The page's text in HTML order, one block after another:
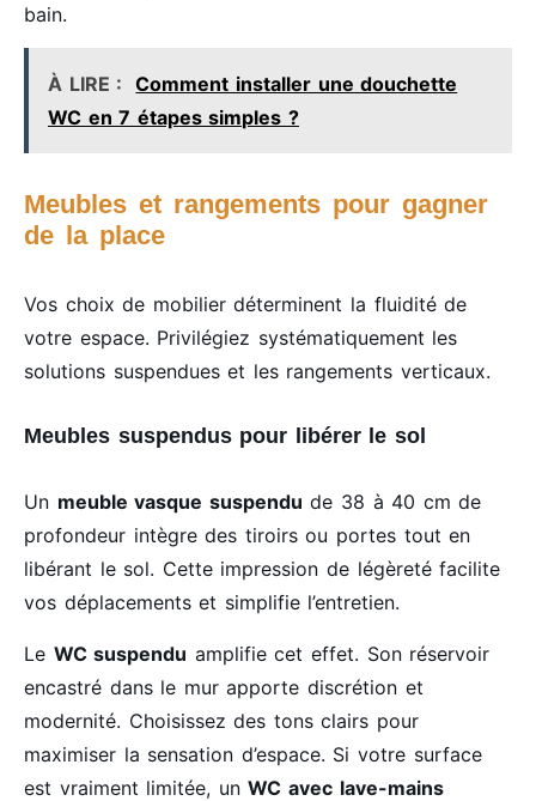
bain.
À LIRE :
Comment installer une douchette
WC en 7 étapes simples ?
Meubles et rangements pour gagner
de la place
Vos choix de mobilier déterminent la fluidité de
votre espace. Privilégiez systématiquement les
solutions suspendues et les rangements verticaux.
Meubles suspendus pour libérer le sol
Un meuble vasque suspendu de 38 à 40 cm de
profondeur intègre des tiroirs ou portes tout en
libérant le sol. Cette impression de légèreté facilite
vos déplacements et simplifie l’entretien.
Le WC suspendu amplifie cet effet. Son réservoir
encastré dans le mur apporte discrétion et
modernité. Choisissez des tons clairs pour
maximiser la sensation d’espace. Si votre surface
est vraiment limitée, unWC avec lave-mains